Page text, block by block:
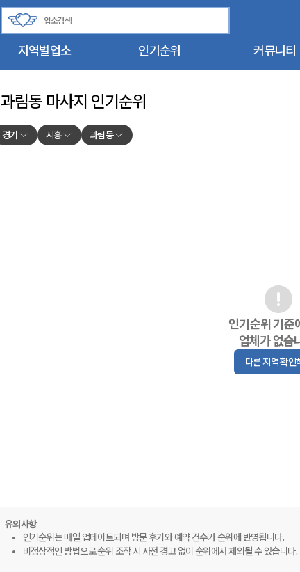
지역별업소 인기순위 커뮤니티
과림동 마사지 인기순위
경기 시흥 과림동
인기순위 기준
업체가 없습
다른 지역 확인
유의사항
인기순위는 매일 업데이트되며 방문 후기와 예약 건수가 순위에 반영됩니다.
비정상적인 방법으로 순위 조작 시 사전 경고 없이 순위에서 제외될 수 있습니다.